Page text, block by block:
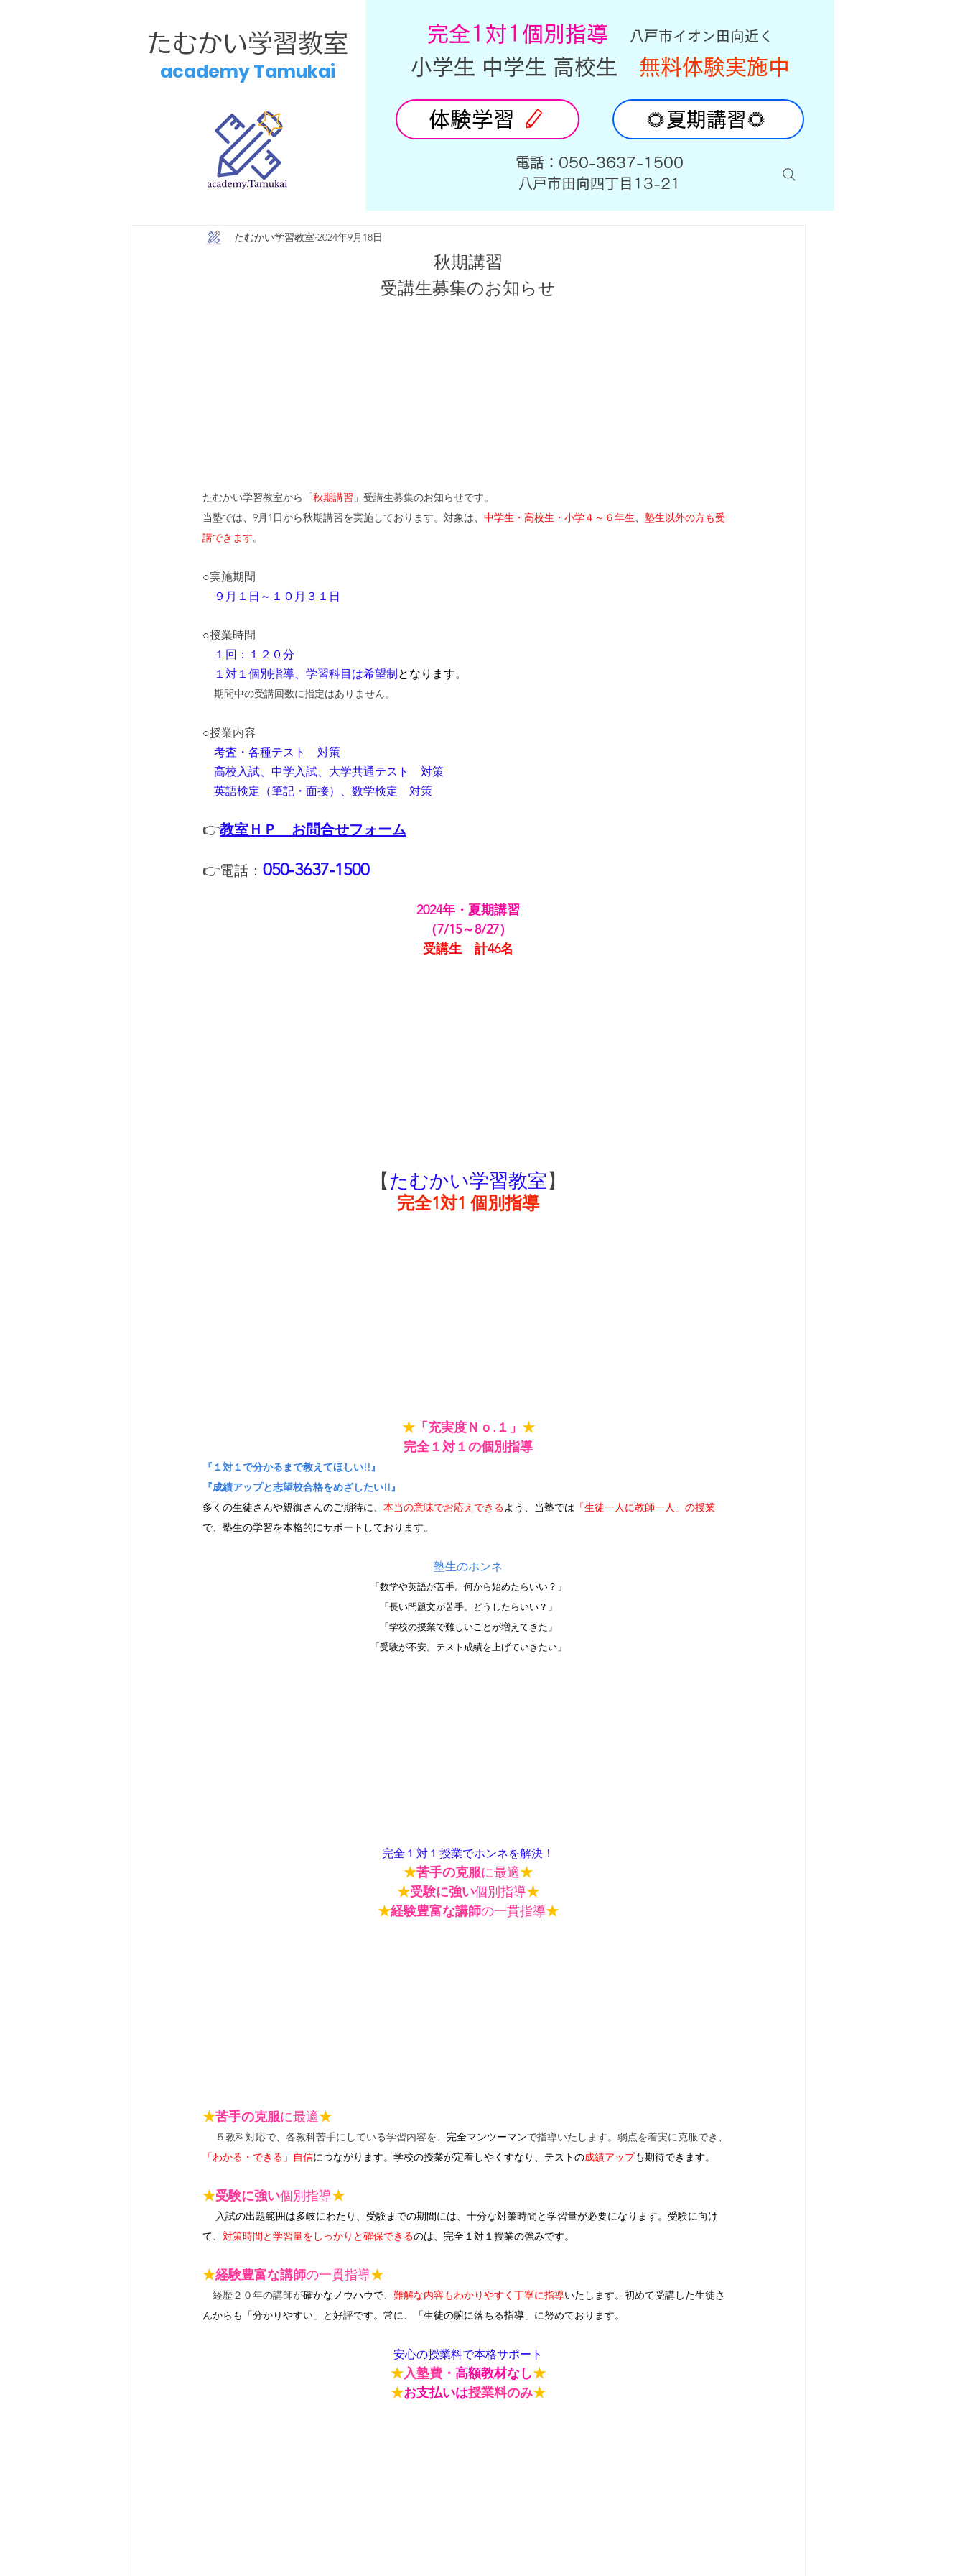
たむかい学習教室
academy Tamukai
​完全1対1個別指導 八戸市イオン田向近く
小学生 中学生 高校生 無料体験実施中
体験学習 🌻夏期講習🌻
​電話：050-3637-1500
​八戸市田向四丁目13-21
たむかい学習教室 2024年9月18日
秋期講習
受講生募集のお知らせ
たむかい学習教室から「秋期講習 」受講生募集のお知らせです。
当塾では、9月1日から秋期講習を実施しております。対象は、 中学生・高校生・小学４～６年生、 塾生以外の方も受
講できます。
○実施期間
９月１日～１０月３１日
○授業時間
１回：１２０分
１対１個別指導、学習科目は希望制 となります。
期間中の受講回数に指定はありません。
○授業内容
考査・各種テスト　対策
高校入試、中学入試、大学共通テスト　対策
英語検定（筆記・面接）、数学検定　対策
👉教室ＨＰ　お問合せフォーム
👉電話： 050-3637-1500
2024年・夏期講習
（7/15～8/27）
受講生　計46名
【たむかい学習教室】
完全1対1 個別指導
★「充実度Ｎｏ.１」 ★
完全１対１の個別指導
『１対１で分かるまで教えてほしい!!』
『成績アップと志望校合格をめざしたい!!』
多くの生徒さんや親御さんのご期待に、 本当の意味でお応えできるよう、当塾では 「生徒一人に教師一人」の授業
で、塾生の学習を本格的にサポートしております。
塾生のホンネ
「数学や英語が苦手。何から始めたらいい？」
「長い問題文が苦手。どうしたらいい？」
「学校の授業で難しいことが増えてきた」
「受験が不安。テスト成績を上げていきたい」
完全１対１授業でホンネを解決！
★苦手の克服に最適★
★受験に強い個別指導★
★経験豊富な講師の一貫指導★
★苦手の克服に最適★
５教科対応で、各教科苦手にしている学習内容を、 完全マンツーマンで指導いたします。弱点を着実に克服でき、
「わかる・できる」自信につながります。 学校の授業が定着しやくすなり、テストの成績アップも期待できます。
★受験に強い個別指導★
入試の出題範囲は多岐にわたり、受験までの期間には、十分な対策時間と学習量が必要になります。受験に向け
て、 対策時間と学習量をしっかりと確保できるのは、完全１対１授業の強みです。
★経験豊富な講師の一貫指導★
経歴２０年の講師が確かなノウハウで、 難解な内容もわかりやすく丁寧に指導いたします。初めて受講した生徒さ
んからも「分かりやすい」と好評です。常に、「生徒の腑に落ちる指導 」に努めております。
安心の授業料で本格サポート
★入塾費・ 高額教材なし★
★お支払いは授業料のみ★